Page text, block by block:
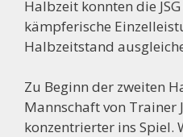
Halbzeit konnten die
kämpferische
Halbzeitstand
Zu Beginn der zweiten
Mannschaft von Trainer
konzentrierter ins Spiel.